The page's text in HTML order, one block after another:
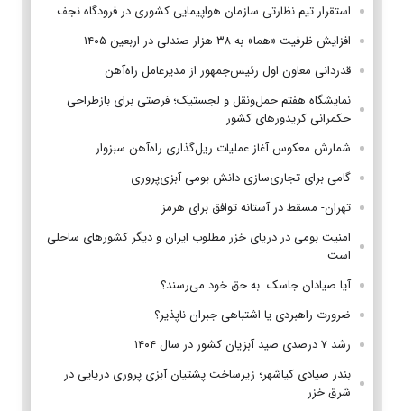
استقرار تیم‌ نظارتی سازمان هواپیمایی کشوری در فرودگاه نجف
افزایش ظرفیت «هما» به ۳۸ هزار صندلی در اربعین ۱۴۰۵
قدردانی معاون اول رئیس‌جمهور از مدیرعامل راه‌آهن
نمایشگاه هفتم حمل‌ونقل و لجستیک؛ فرصتی برای بازطراحی
حکمرانی کریدورهای کشور
شمارش معکوس آغاز عملیات ریل‌گذاری راه‌آهن سبزوار
گامی برای تجاری‌سازی دانش بومی آبزی‌پروری
تهران- مسقط در آستانه توافق برای هرمز
امنیت بومی در دریای خزر مطلوب ایران و دیگر کشورهای ساحلی
است
آیا صیادان جاسک به حق خود می‌رسند؟
ضرورت راهبردی یا اشتباهی جبران ناپذیر؟
رشد ۷ درصدی صید آبزیان کشور در سال ۱۴۰۴
بندر صیادی کیاشهر؛ زیرساخت پشتیان آبزی پروری دریایی در
شرق خزر